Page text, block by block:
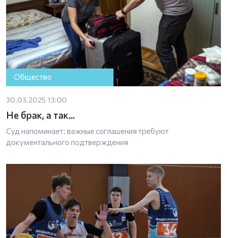
Общество
30.03.2025 13:00
Не брак, а так…
Суд напоминает: важные соглашения требуют
документального подтверждения